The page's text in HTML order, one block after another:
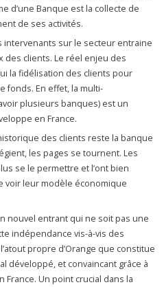
d’une Banque est la collecte de
de ses activités.
intervenants sur le secteur entraine
des clients. Le réel enjeu des
la fidélisation des clients pour
fonds. En effet, la multi-
plusieurs banques) est un
en France.
des clients reste la banque
les pages se tournent. Les
se le permettre et l’ont bien
voir leur modèle économique
nouvel entrant qui ne soit pas une
indépendance vis-à-vis des
propre d’Orange que constitue
développé, et convaincant grâce à
Un point crucial dans la